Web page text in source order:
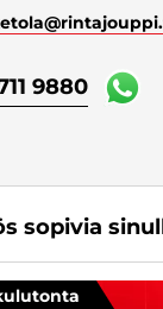
9880
sopivia